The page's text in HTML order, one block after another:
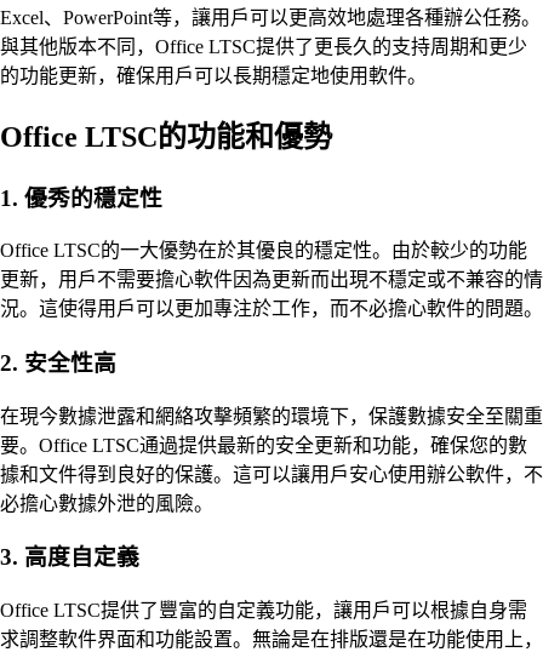
Excel、PowerPoint等，讓用戶可以更高效地處理各種辦公任務。
與其他版本不同，Office LTSC提供了更長久的支持周期和更少
的功能更新，確保用戶可以長期穩定地使用軟件。
Office LTSC的功能和優勢
1. 優秀的穩定性
Office LTSC的一大優勢在於其優良的穩定性。由於較少的功能
更新，用戶不需要擔心軟件因為更新而出現不穩定或不兼容的情
況。這使得用戶可以更加專注於工作，而不必擔心軟件的問題。
2. 安全性高
在現今數據泄露和網絡攻擊頻繁的環境下，保護數據安全至關重
要。Office LTSC通過提供最新的安全更新和功能，確保您的數
據和文件得到良好的保護。這可以讓用戶安心使用辦公軟件，不
必擔心數據外泄的風險。
3. 高度自定義
Office LTSC提供了豐富的自定義功能，讓用戶可以根據自身需
求調整軟件界面和功能設置。無論是在排版還是在功能使用上，